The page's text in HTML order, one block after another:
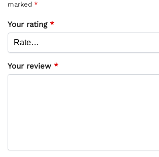
marked *
Your rating *
Your review *